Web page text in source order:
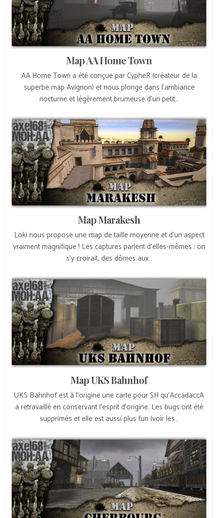
Map AA Home Town
AA Home Town a été conçue par CypheR (créateur de la
superbe map Avignon) et nous plonge dans l’ambiance
nocturne et légèrement brumeuse d’un petit…
Map Marakesh
Loki nous propose une map de taille moyenne et d’un aspect
vraiment magnifique ! Les captures parlent d’elles-mêmes : on
s’y croirait, des dômes aux…
Map UKS Bahnhof
UKS Bahnhof est à l’origine une carte pour SH qu’AccadaccA
a retravaillé en conservant l’esprit d’origine. Les bugs ont été
supprimés et elle est aussi plus fun (voir les…